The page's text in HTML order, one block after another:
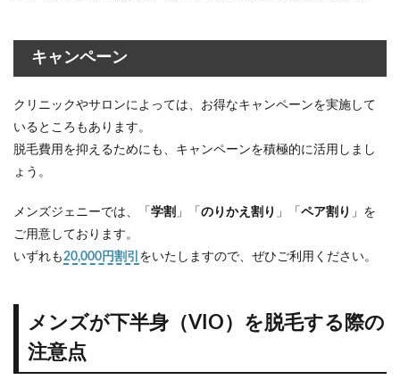
キャンペーン
クリニックやサロンによっては、お得なキャンペーンを実施して
いるところもあります。
脱毛費用を抑えるためにも、キャンペーンを積極的に活用しまし
ょう。
メンズジェニーでは、「 学割 」「 のりかえ割り 」「 ペア割り 」を
ご用意しております。
いずれも20,000円割引 をいたしますので、ぜひご利用ください。
メンズが下半身（VIO）を脱毛する際の
注意点